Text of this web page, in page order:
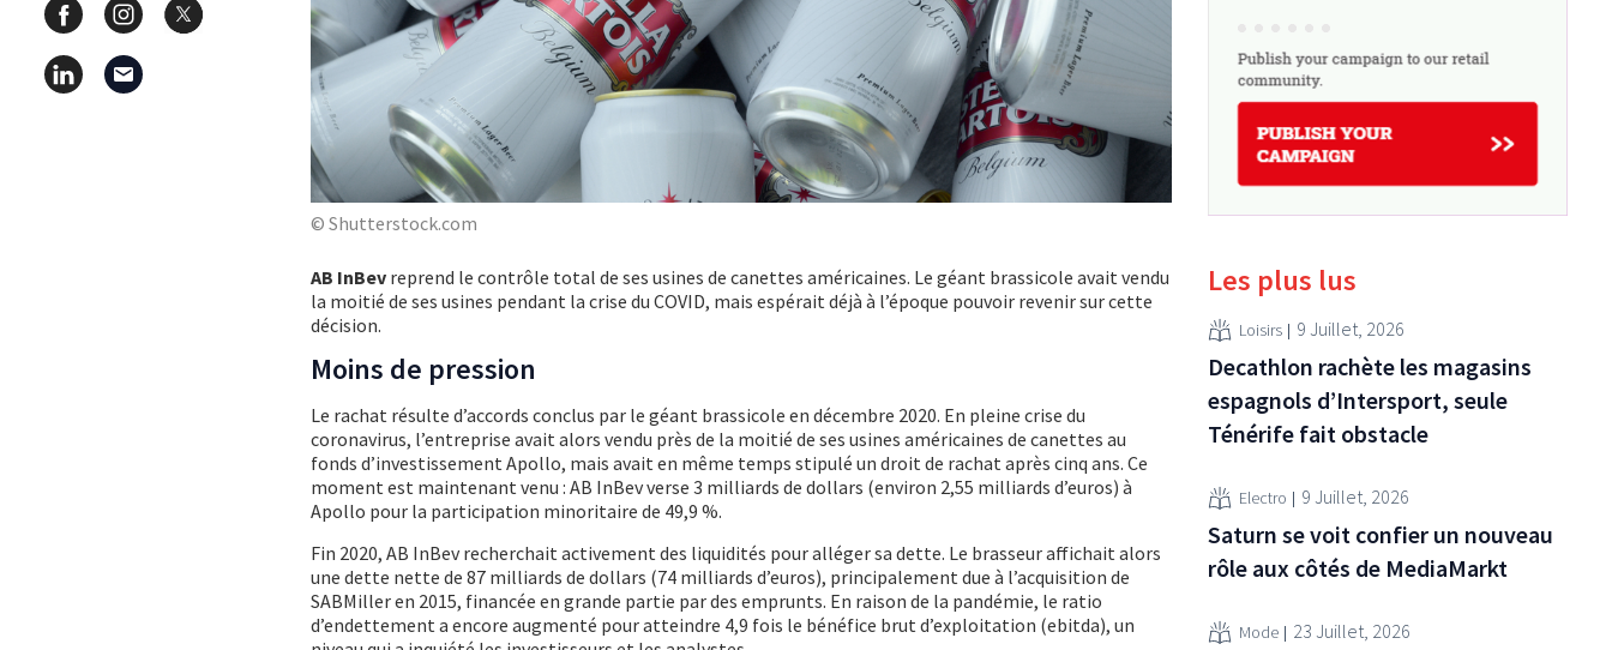
© Shutterstock.com
AB InBev reprend le contrôle total de ses usines de canettes américaines. Le géant brassicole avait vendu
la moitié de ses usines pendant la crise du COVID, mais espérait déjà à l’époque pouvoir revenir sur cette
décision.
Moins de pression
Le rachat résulte d’accords conclus par le géant brassicole en décembre 2020. En pleine crise du
coronavirus, l’entreprise avait alors vendu près de la moitié de ses usines américaines de canettes au
fonds d’investissement Apollo, mais avait en même temps stipulé un droit de rachat après cinq ans. Ce
moment est maintenant venu : AB InBev verse 3 milliards de dollars (environ 2,55 milliards d’euros) à
Apollo pour la participation minoritaire de 49,9 %.
Fin 2020, AB InBev recherchait activement des liquidités pour alléger sa dette. Le brasseur affichait alors
une dette nette de 87 milliards de dollars (74 milliards d’euros), principalement due à l’acquisition de
SABMiller en 2015, financée en grande partie par des emprunts. En raison de la pandémie, le ratio
d’endettement a encore augmenté pour atteindre 4,9 fois le bénéfice brut d’exploitation (ebitda), un
Les plus lus
Loisirs 9 Juillet, 2026
Decathlon rachète les magasins
espagnols d’Intersport, seule
Ténérife fait obstacle
Electro 9 Juillet, 2026
Saturn se voit confier un nouveau
rôle aux côtés de MediaMarkt
Mode 23 Juillet, 2026